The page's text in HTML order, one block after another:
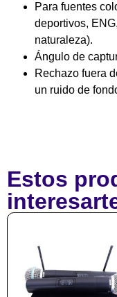
Para fuentes
deportivos,
naturaleza).
Ángulo de
Rechazo fuera
un ruido de
Estos